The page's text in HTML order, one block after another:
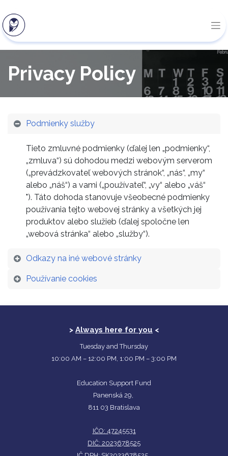
Privacy Policy
Podmienky služby
Tieto zmluvné podmienky (ďalej len „podmienky“,
„zmluva“) sú dohodou medzi webovým serverom
(„prevádzkovateľ webových stránok“, „nás“, „my“
alebo „náš“) a vami („používateľ“, „vy“ alebo „váš“
"). Táto dohoda stanovuje všeobecné podmienky
používania tejto webovej stránky a všetkých jej
produktov alebo služieb (ďalej spoločne len
„webová stránka“ alebo „služby“).
Odkazy na iné webové stránky
Používanie cookies
Tuesday and Thursday
10:00 AM – 12:00 PM, 1:00 PM – 3:00 PM
Education Support Fund
Panenská 29,
811 03 Bratislava
IČO: 47245531
DIČ: 2023678525
> Always here for you <